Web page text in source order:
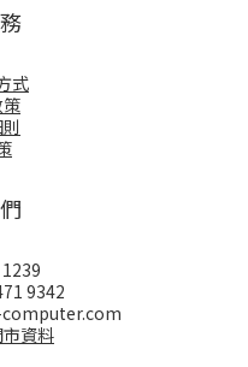
式
9342
computer.com
資料